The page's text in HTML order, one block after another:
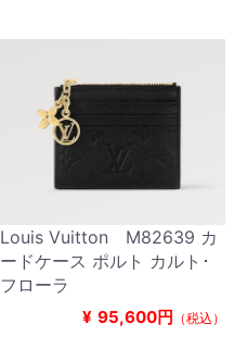
Louis Vuitton M82639 カ
ードケース ポルト カルト･
フローラ
¥ 95,600円 （税込）